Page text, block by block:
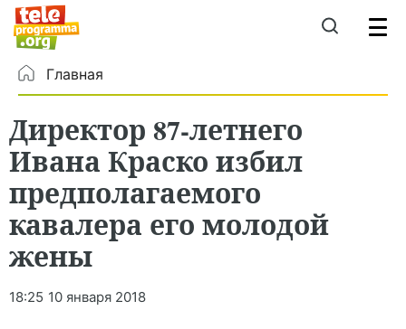
Главная
Директор 87-летнего
Ивана Краско избил
предполагаемого
кавалера его молодой
жены
18:25 10 января 2018